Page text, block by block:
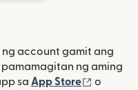
ng account gamit ang
ng aming
window)
sa App Store
o